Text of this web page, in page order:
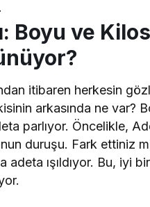
Boyu ve
itibaren herkesin
arkasında ne var?
parlıyor. Öncelikle,
duruşu. Fark ettiniz
adeta ışıldıyor. Bu, iyi